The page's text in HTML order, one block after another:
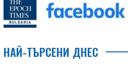
НАЙ-ТЪРСЕНИ ДНЕС